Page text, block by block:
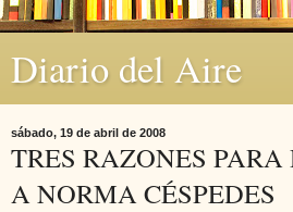
Diario del Aire
sábado, 19 de abril de 2008
TRES RAZONES
A NORMA CÉSPEDES